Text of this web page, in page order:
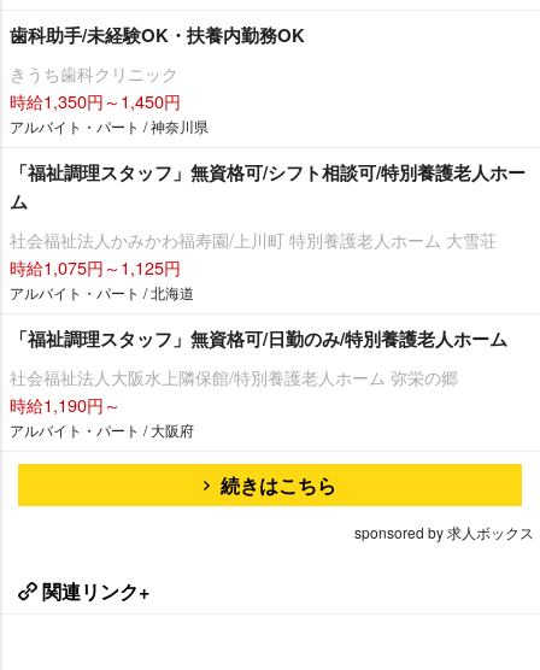
歯科助手/未経験OK・扶養内勤務OK
きうち歯科クリニック
時給1,350円～1,450円
アルバイト・パート / 神奈川県
「福祉調理スタッフ」無資格可/シフト相談可/特別養護老人ホー
ム
社会福祉法人かみかわ福寿園/上川町 特別養護老人ホーム 大雪荘
時給1,075円～1,125円
アルバイト・パート / 北海道
「福祉調理スタッフ」無資格可/日勤のみ/特別養護老人ホーム
社会福祉法人大阪水上隣保館/特別養護老人ホーム 弥栄の郷
時給1,190円～
アルバイト・パート / 大阪府
続きはこちら
sponsored by 求人ボックス
関連リンク+